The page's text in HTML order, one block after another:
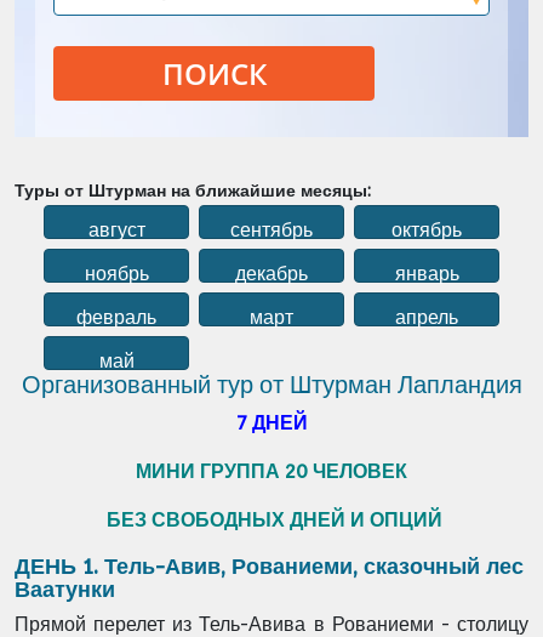
ПОИСК
Туры от Штурман на ближайшие месяцы:
август сентябрь
октябрь
ноябрь
декабрь
январь
февраль
март
апрель
май
Организованный тур от Штурман Лапландия
7 ДНЕЙ
МИНИ ГРУППА 20 ЧЕЛОВЕК
БЕЗ СВОБОДНЫХ ДНЕЙ И ОПЦИЙ
ДЕНЬ 1. Тель-Авив, Рованиеми, сказочный лес
Ваатунки
Прямой перелет из Тель-Авива в Рованиеми - столицу